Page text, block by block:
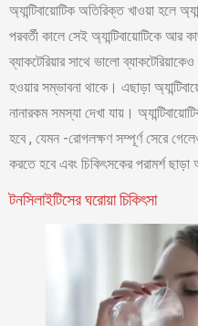
অ্যান্টিবায়োটিক অতিরিক্ত খাওয়া হলে
পরবর্তী কালে সেই অ্যান্টিবায়োটিকে আর
ব্যাকটেরিয়ার সাথে ভালো
হওয়ার সম্ভাবনা থাকে। এছাড়া
নানারকম সমস্যা দেখা যায়।
হবে , যেমন -রোগলক্ষণ সম্পূর্ণ সেরে
করতে হবে এবং চিকিৎসকের পরামর্শ ছাড়া
টনসিলাইটিসের ঘরোয়া চিকিৎসা